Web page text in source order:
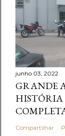
junho 03, 2022
GRANDE
Compartilhar